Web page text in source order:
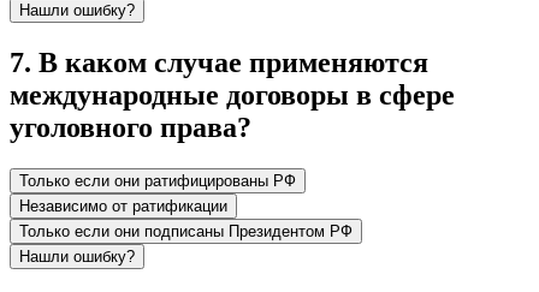
Нашли ошибку?
7. В каком случае применяются
международные договоры в сфере
уголовного права?
Только если они ратифицированы РФ
Независимо от ратификации
Только если они подписаны Президентом РФ
Нашли ошибку?